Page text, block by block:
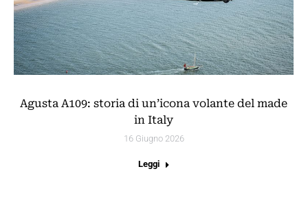
Agusta A109: storia di un’icona volante del made
in Italy
16 Giugno 2026
Leggi